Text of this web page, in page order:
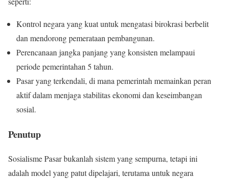
Kontrol negara yang kuat untuk mengatasi birokrasi berbelit
dan mendorong pemerataan pembangunan.
Perencanaan jangka panjang yang konsisten melampaui
periode pemerintahan 5 tahun.
Pasar yang terkendali, di mana pemerintah memainkan peran
aktif dalam menjaga stabilitas ekonomi dan keseimbangan
sosial.
Penutup
Sosialisme Pasar bukanlah sistem yang sempurna, tetapi ini
adalah model yang patut dipelajari, terutama untuk negara